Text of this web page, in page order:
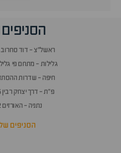
ראשל״צ - דוד סחרוב 7, ראשון
גלילות - מתחם פי
חיפה - שדרות ההסתדרות
פ״ת - דרך יצחק רבין 5, פתח תקווה
נתניה - האורזים 22, נתניה
הסניפים